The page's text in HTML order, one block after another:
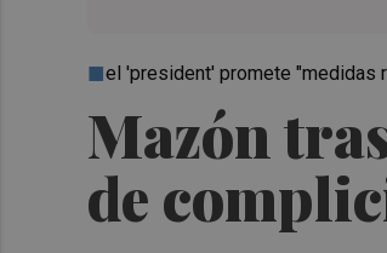
Mazón
de
el 'president' promete "medidas